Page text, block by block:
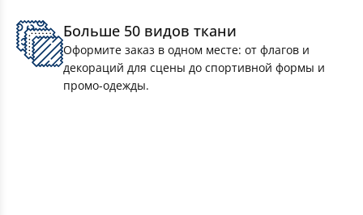
Флаги расцвечивания
Флаги для виндеров — печать и пошив
Больше 50 видов ткани
Оформите заказ в одном месте: от флагов и
декораций для сцены до спортивной формы и
промо-одежды.